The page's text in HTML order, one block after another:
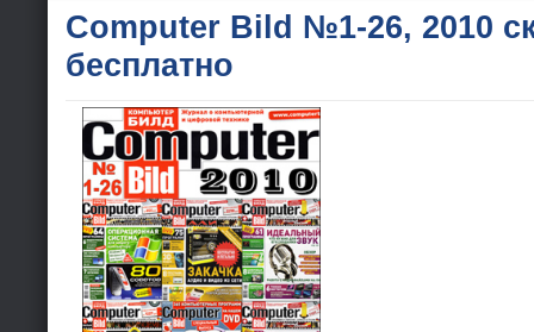
Computer Bild №1-26, 2010
бесплатно